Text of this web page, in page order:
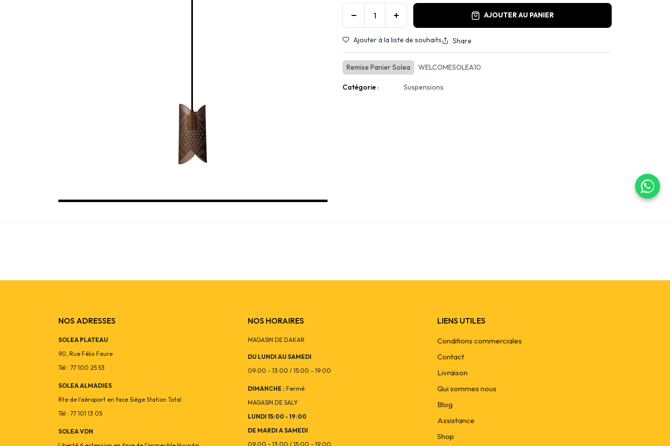
AJOUTER AU PANIER
Ajouter à la liste de souhaits Share
Remise Panier Solea WELCOMESOLEA10
Catégorie : Suspensions
NOS ADRESSES
SOLEA PLATEAU
90, Rue Félix Faure
Tél : 77 100 25 53
SOLEA ALMADIES
Rte de l'aéroport en face Siège Station Total
Tél : 77 101 13 05
SOLEA VDN
NOS HORAIRES
MAGASIN DE DAKAR
DU LUNDI AU SAMEDI
09:00 - 13:00 / 15:00 - 19:00
DIMANCHE : Fermé
MAGASIN DE SALY
LUNDI 15:00 - 19:00
DE MARDI A SAMEDI
09:00 - 13:00 / 15:00 - 19:00
LIENS UTILES
Conditions commerciales
Contact
Livraison
Qui sommes nous
Blog
Assistance
Shop